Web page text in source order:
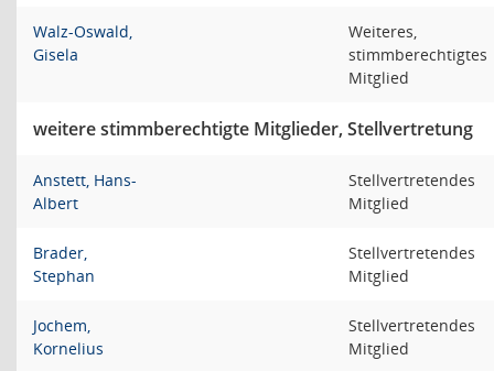
Walz-Oswald,
Gisela
Weiteres,
stimmberechtigtes
Mitglied
weitere stimmberechtigte Mitglieder, Stellvertretung
Anstett, Hans-
Albert
Stellvertretendes
Mitglied
Brader,
Stephan
Stellvertretendes
Mitglied
Jochem,
Kornelius
Stellvertretendes
Mitglied